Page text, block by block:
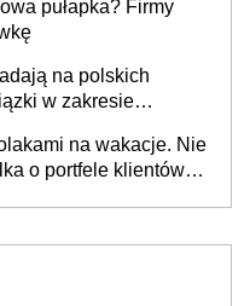
pułapka? Firmy
na polskich
w zakresie
na wakacje. Nie
o portfele klientów